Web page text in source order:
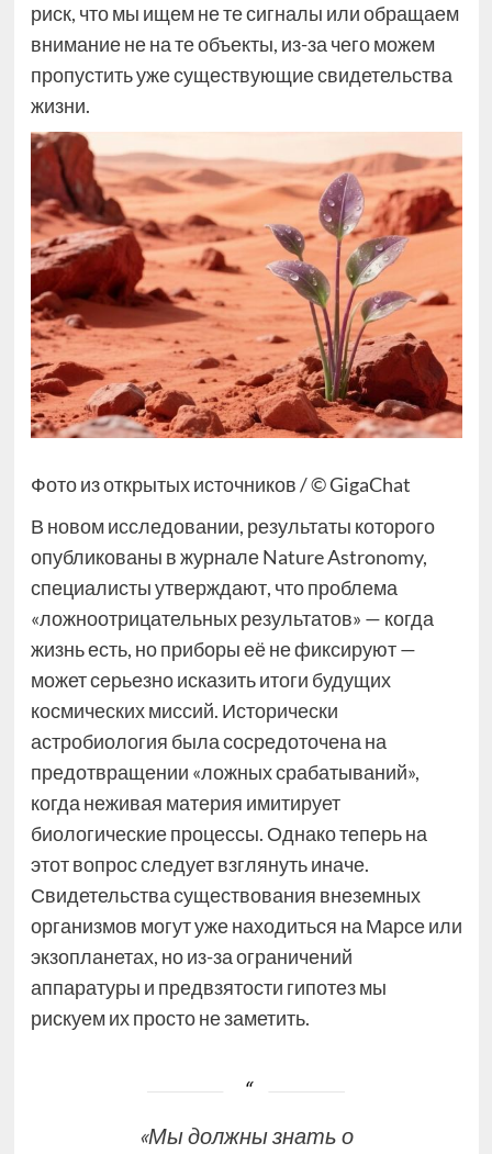
риск, что мы ищем не те сигналы или обращаем
внимание не на те объекты, из-за чего можем
пропустить уже существующие свидетельства
жизни.
Фото из открытых источников / © GigaChat
В новом исследовании, результаты которого
опубликованы в журнале Nature Astronomy,
специалисты утверждают, что проблема
«ложноотрицательных результатов» — когда
жизнь есть, но приборы её не фиксируют —
может серьезно исказить итоги будущих
космических миссий. Исторически
астробиология была сосредоточена на
предотвращении «ложных срабатываний»,
когда неживая материя имитирует
биологические процессы. Однако теперь на
этот вопрос следует взглянуть иначе.
Свидетельства существования внеземных
организмов могут уже находиться на Марсе или
экзопланетах, но из-за ограничений
аппаратуры и предвзятости гипотез мы
рискуем их просто не заметить.
«Мы должны знать о